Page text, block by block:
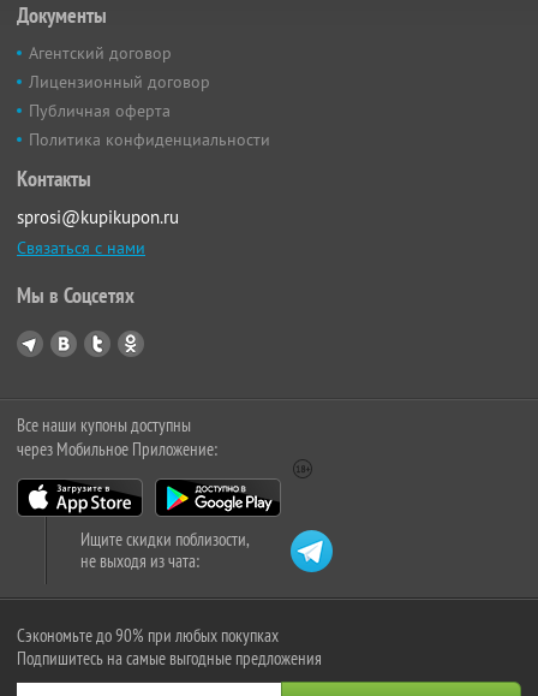
Документы
Агентский договор
Лицензионный договор
Публичная оферта
Политика конфиденциальности
Контакты
sprosi@kupikupon.ru
Связаться с нами
Мы в Соцсетях
Все наши купоны доступны
через Мобильное Приложение:
Ищите скидки поблизости,
не выходя из чата:
Сэкономьте до 90% при любых покупках
Подпишитесь на самые выгодные предложения